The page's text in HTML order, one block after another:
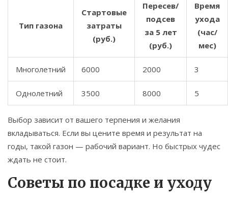
Тип газона
Стартовые
затраты
(руб.)
Пересев/
подсев
за 5 лет
(руб.)
Время
ухода
(час/
мес)
Многолетний 6000 2000 3
Однолетний 3500 8000 5
Выбор зависит от вашего терпения и желания
вкладываться. Если вы цените время и результат на
годы, такой газон — рабочий вариант. Но быстрых чудес
ждать не стоит.
Советы по посадке и уходу